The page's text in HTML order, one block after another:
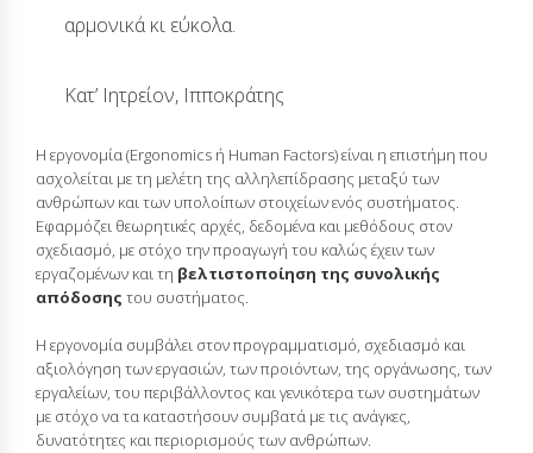
αρμονικά κι εύκολα.
Κατ’ Ιητρείον, Ιπποκράτης
Η εργονομία (Ergonomics ή Human Factors) είναι η επιστήμη που
ασχολείται με τη μελέτη της αλληλεπίδρασης μεταξύ των
ανθρώπων και των υπολοίπων στοιχείων ενός συστήματος.
Εφαρμόζει θεωρητικές αρχές, δεδομένα και μεθόδους στον
σχεδιασμό, με στόχο την προαγωγή του καλώς έχειν των
εργαζομένων και τη βελτιστοποίηση της συνολικής
απόδοσης του συστήματος.
Η εργονομία συμβάλει στον προγραμματισμό, σχεδιασμό και
αξιολόγηση των εργασιών, των προιόντων, της οργάνωσης, των
εργαλείων, του περιβάλλοντος και γενικότερα των συστημάτων
με στόχο να τα καταστήσουν συμβατά με τις ανάγκες,
δυνατότητες και περιορισμούς των ανθρώπων.